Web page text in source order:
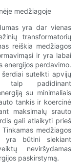
medžiagoje
yra dar vienas
transformatorių
reiškia medžiagos
ir yra labai
energijos perdavimo.
sutelkti apvijų
taip padidinant
su minimaliais
tankis ir koercinė
maksimalų srauto
gali atlaikyti prieš
medžiagos
yra būtini siekiant
neviršydamas
paskirstymą.